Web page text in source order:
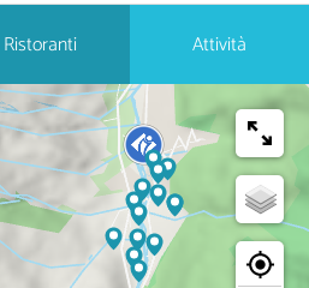
Ristoranti Attività